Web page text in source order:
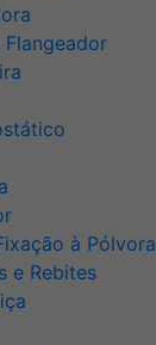
Flangeador
à Pólvora
e Rebites